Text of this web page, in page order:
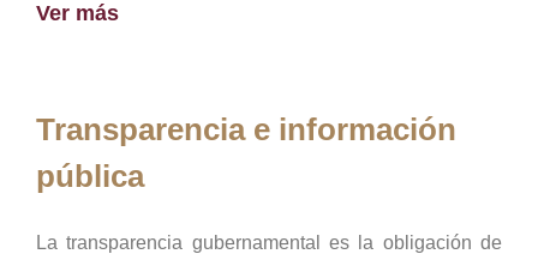
Ver más
Transparencia e información
pública
La transparencia gubernamental es la obligación de